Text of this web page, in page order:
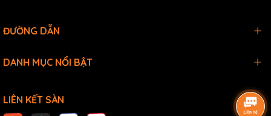
ĐƯỜNG DẪN
DANH MỤC NỔI BẬT
LIÊN KẾT SÀN